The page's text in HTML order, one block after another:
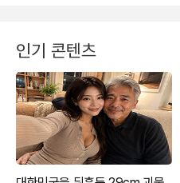
인기 콘텐츠